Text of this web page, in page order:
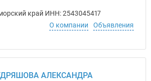
край ИНН: 2543045417
О компании
Объявления
АЛЕКСАНДРА